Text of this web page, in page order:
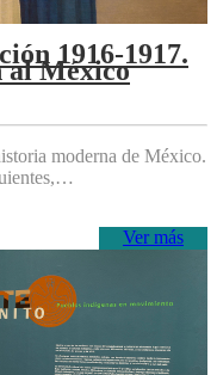
1916-1917.
al México
moderna de México.
Ver más